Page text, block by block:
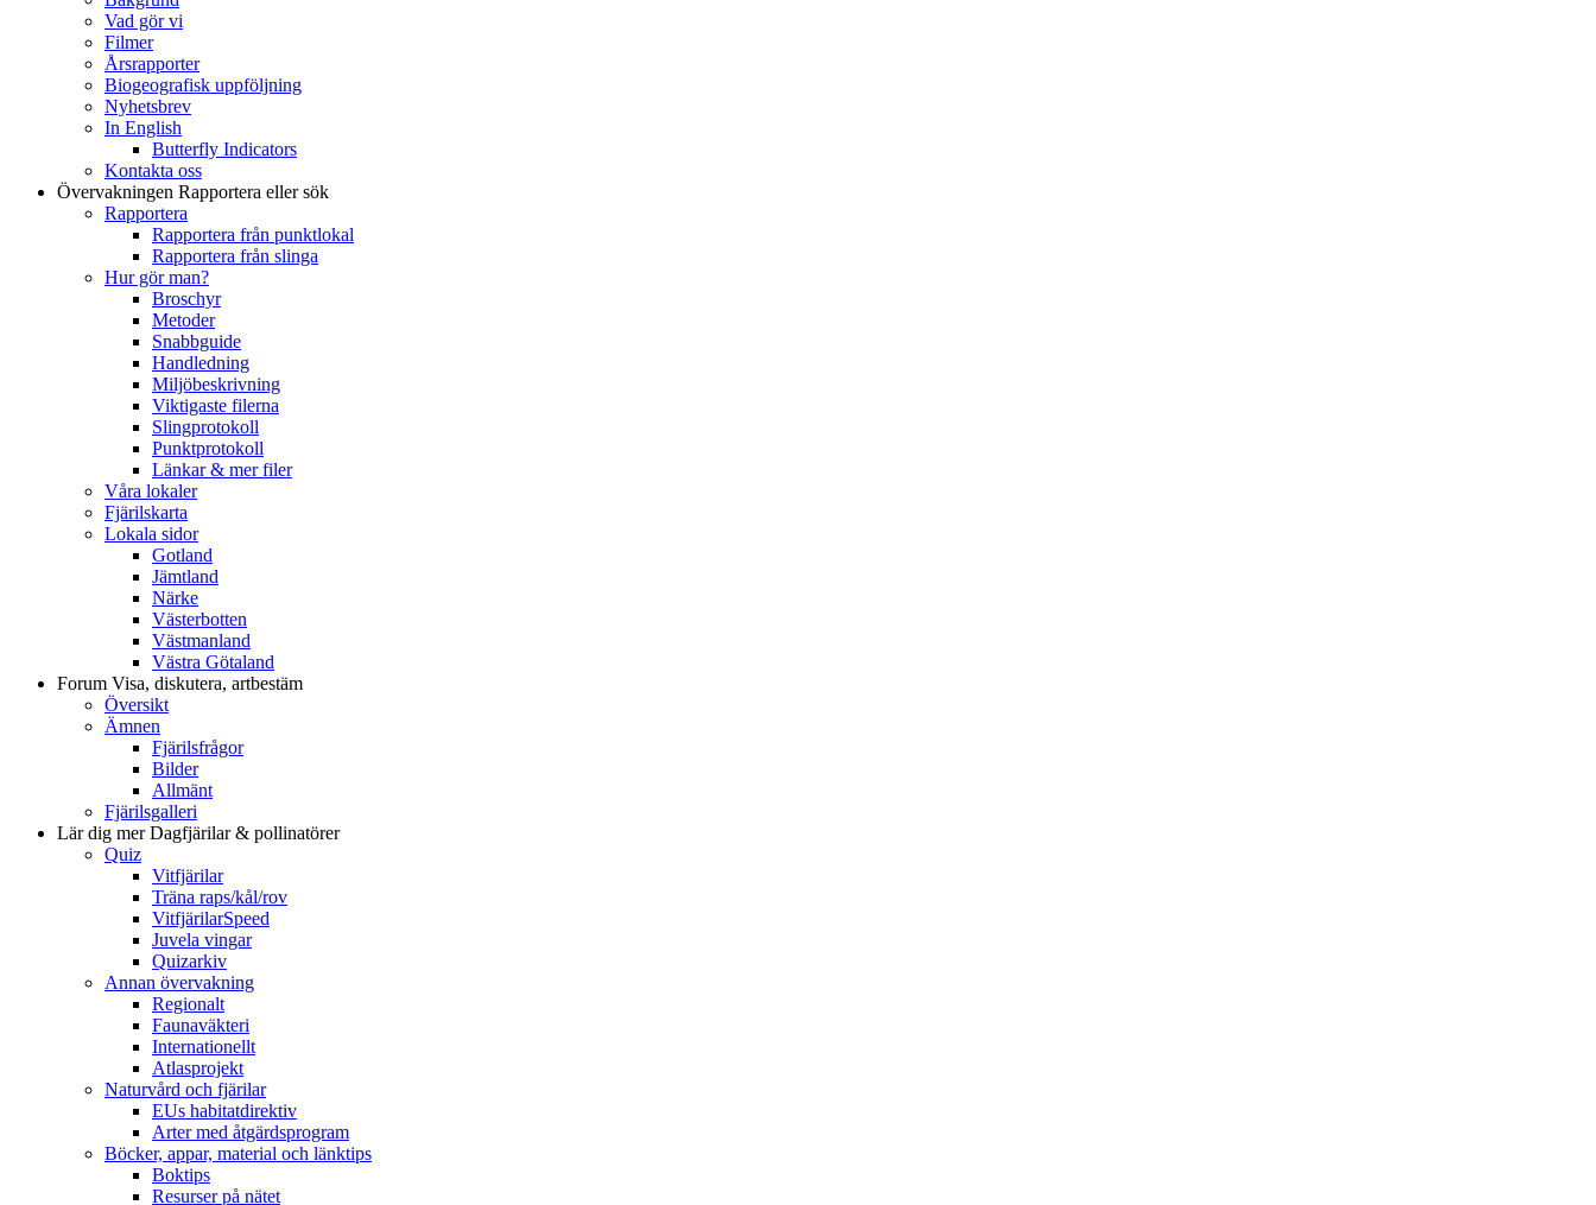
Vad gör vi
Filmer
Årsrapporter
Biogeografisk uppföljning
Nyhetsbrev
In English
Butterfly Indicators
Kontakta oss
Övervakningen Rapportera eller sök
Rapportera
Rapportera från punktlokal
Rapportera från slinga
Hur gör man?
Broschyr
Metoder
Snabbguide
Handledning
Miljöbeskrivning
Viktigaste filerna
Slingprotokoll
Punktprotokoll
Länkar & mer filer
Våra lokaler
Fjärilskarta
Lokala sidor
Gotland
Jämtland
Närke
Västerbotten
Västmanland
Västra Götaland
Forum Visa, diskutera, artbestäm
Översikt
Ämnen
Fjärilsfrågor
Bilder
Allmänt
Fjärilsgalleri
Lär dig merDagfjärilar & pollinatörer
Quiz
Vitfjärilar
Träna raps/kål/rov
VitfjärilarSpeed
Juvela vingar
Quizarkiv
Annan övervakning
Regionalt
Faunaväkteri
Internationellt
Atlasprojekt
Naturvård och fjärilar
EUs habitatdirektiv
Arter med åtgärdsprogram
Böcker, appar, material och länktips
Boktips
Resurser på nätet